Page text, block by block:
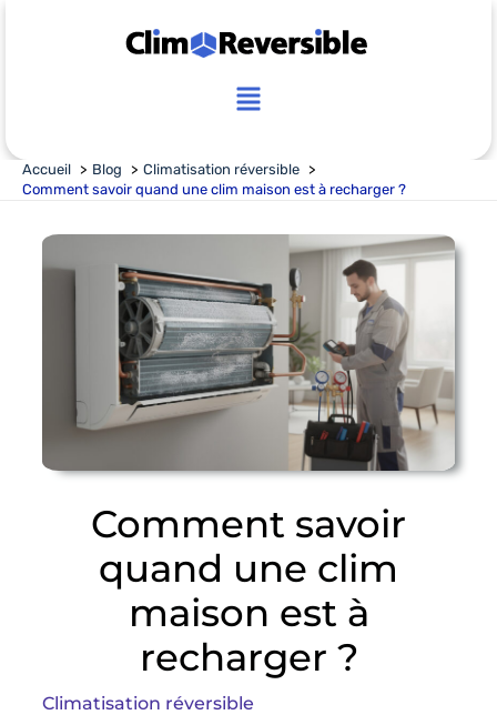
Main
Accueil Blog
Climatisation réversible
Comment savoir quand une clim maison est à recharger ?
Comment savoir
quand une clim
maison est à
recharger ?
Climatisation réversible